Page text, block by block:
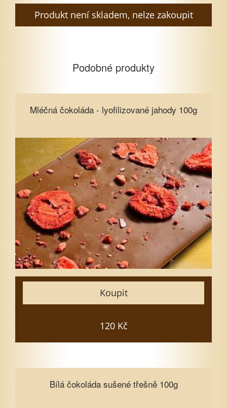
Produkt není skladem, nelze zakoupit
Podobné produkty
Mléčná čokoláda - lyofilizované jahody 100g
Koupit
120 Kč
Mléčná čokoláda - lyofilizované
Vyberte množství
3
5
10
15
Zavřít
Vložit do košíku
Bílá čokoláda sušené třešně 100g
Bílá čokoláda sušené třešně 100g